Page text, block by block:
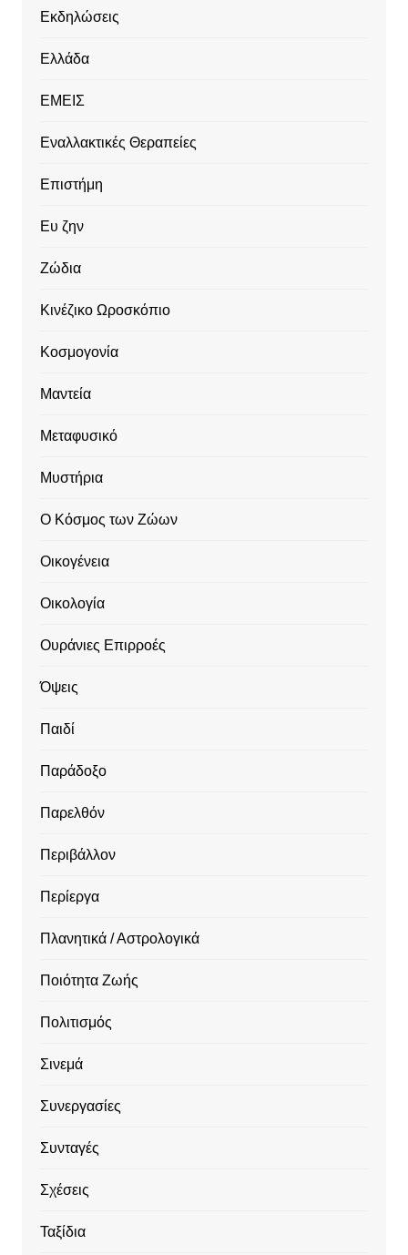
Εκδηλώσεις
Ελλάδα
ΕΜΕΙΣ
Εναλλακτικές Θεραπείες
Επιστήμη
Ευ ζην
Ζώδια
Κινέζικο Ωροσκόπιο
Κοσμογονία
Μαντεία
Μεταφυσικό
Μυστήρια
Ο Κόσμος των Ζώων
Οικογένεια
Οικολογία
Ουράνιες Επιρροές
Όψεις
Παιδί
Παράδοξο
Παρελθόν
Περιβάλλον
Περίεργα
Πλανητικά / Αστρολογικά
Ποιότητα Ζωής
Πολιτισμός
Σινεμά
Συνεργασίες
Συνταγές
Σχέσεις
Ταξίδια